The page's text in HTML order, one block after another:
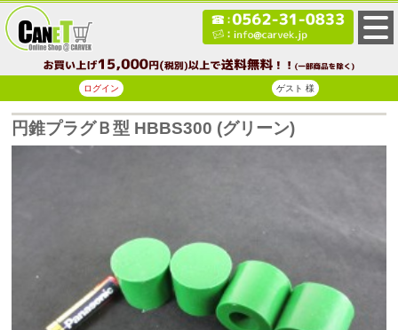
ログイン ゲスト 様
円錐プラグＢ型 HBBS300 (グリーン)